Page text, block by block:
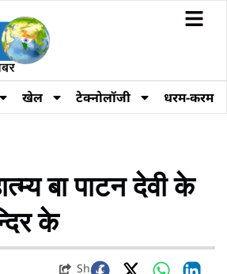
खेल टेक्नोलॉजी धरम-करम
बा पाटन देवी के
के
Share